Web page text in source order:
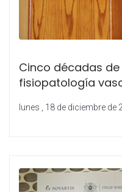
Cinco décadas
fisiopatología
lunes , 18 de diciembre de